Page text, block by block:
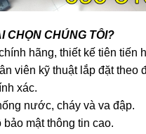
CHỌN CHÚNG TÔI?
hãng, thiết kế tiên tiến
viên kỹ thuật lắp đặt theo
xác.
nước, cháy và va đập.
bảo mật thông tin cao.